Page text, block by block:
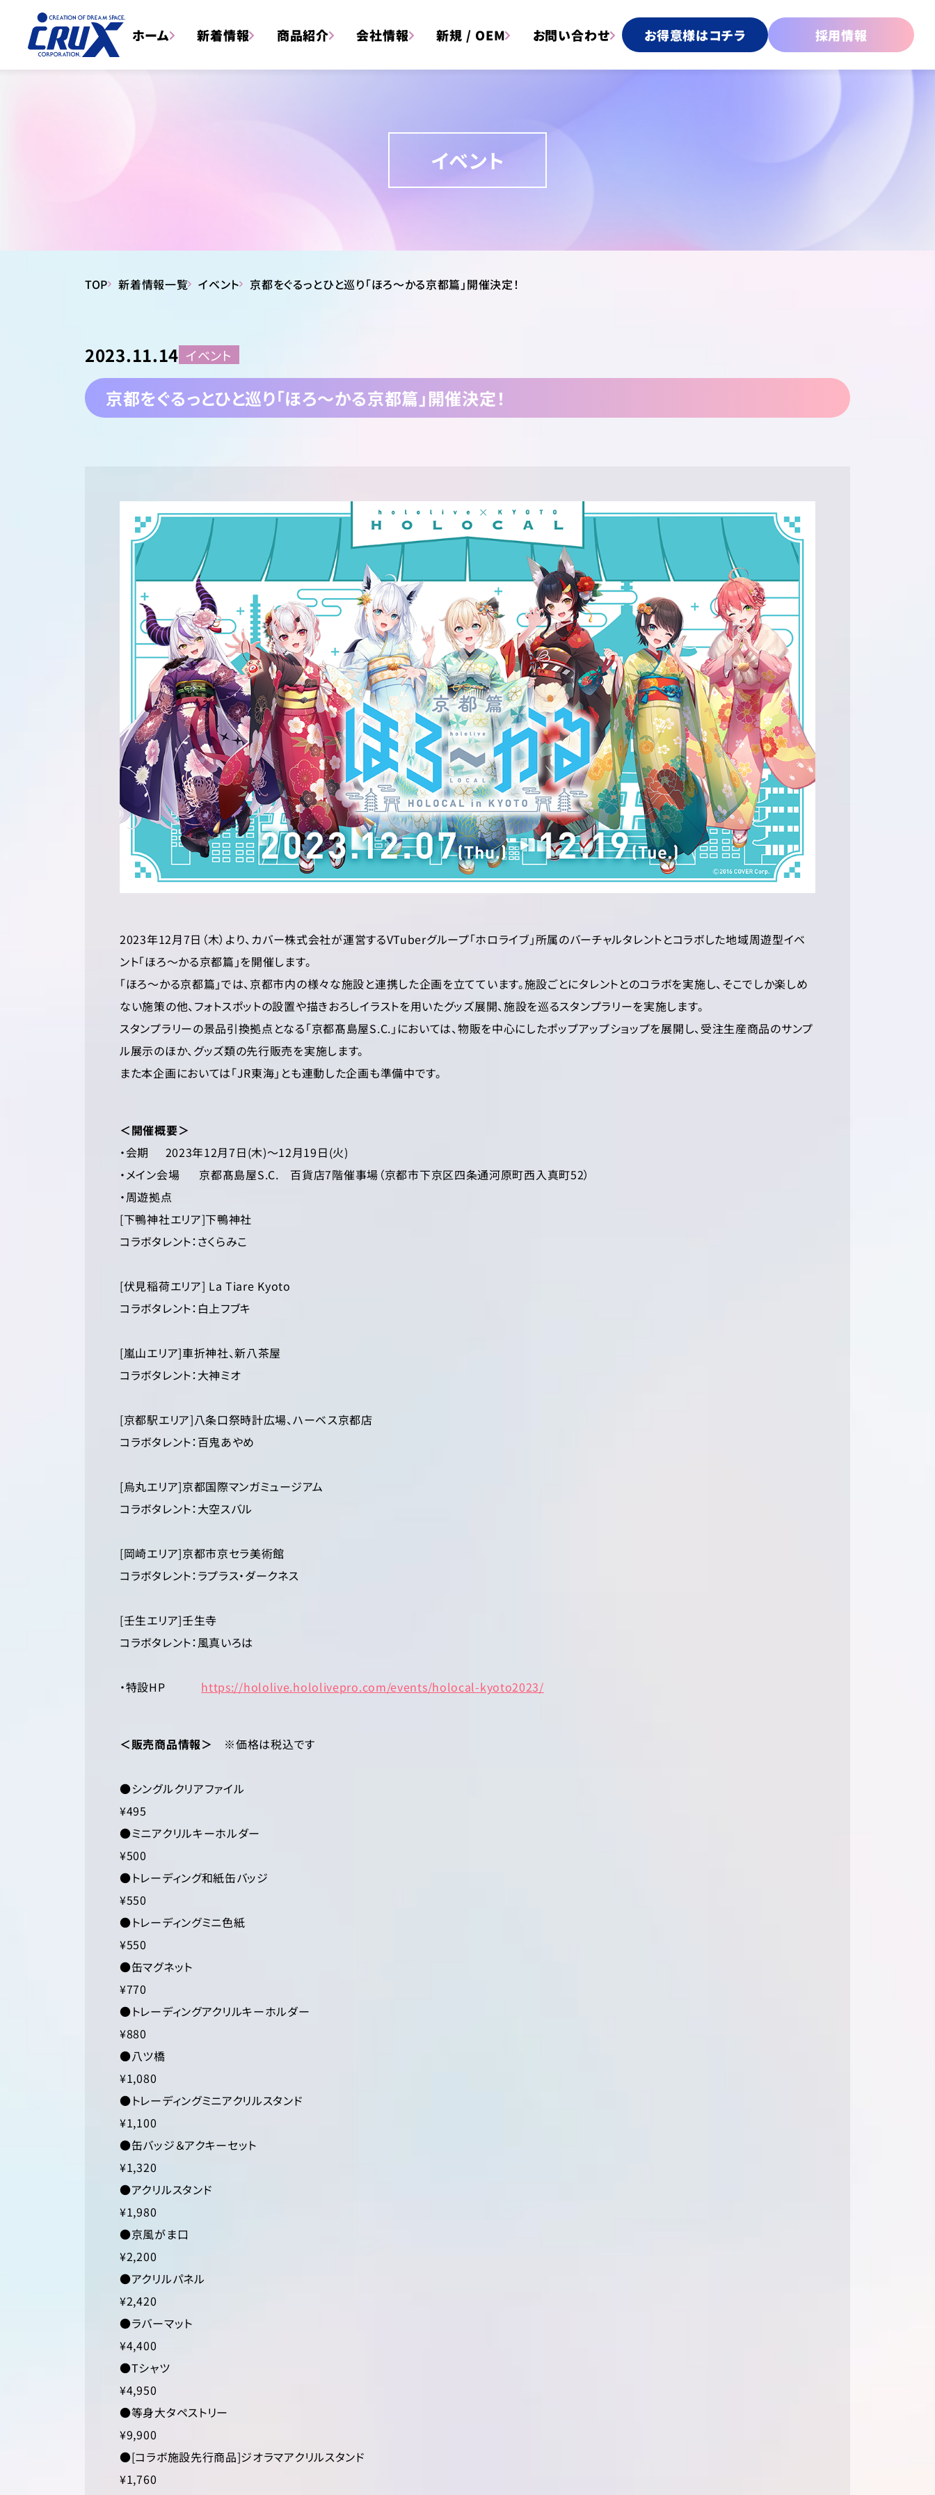
ホーム 新着情報 商品紹介
アイテム キャラクター
会社情報 新規 / OEM お問い合わせ お得意様はコチラ 採用情報
イベント
TOP 新着情報一覧 イベント 京都をぐるっとひと巡り「ほろ～かる京都篇」開催決定！
2023.11.14 イベント
京都をぐるっとひと巡り「ほろ～かる京都篇」開催決定！
2023年12月7日（木）より、カバー株式会社が運営するVTuberグループ「ホロライブ」所属のバーチャルタレントとコラボした地域周遊型イベ
ント「ほろ～かる京都篇」を開催します。
「ほろ～かる京都篇」では、京都市内の様々な施設と連携した企画を立てています。施設ごとにタレントとのコラボを実施し、そこでしか楽しめ
ない施策の他、フォトスポットの設置や描きおろしイラストを用いたグッズ展開、施設を巡るスタンプラリーを実施します。
スタンプラリーの景品引換拠点となる「京都髙島屋S.C.」においては、物販を中心にしたポップアップショップを展開し、受注生産商品のサンプ
ル展示のほか、グッズ類の先行販売を実施します。
また本企画においては「JR東海」とも連動した企画も準備中です。
＜開催概要＞
・会期 2023年12月7日(木)～12月19日(火)
・メイン会場 京都髙島屋S.C. 百貨店7階催事場（京都市下京区四条通河原町西入真町52）
・周遊拠点
[下鴨神社エリア]下鴨神社
コラボタレント：さくらみこ
[伏見稲荷エリア] La Tiare Kyoto
コラボタレント：白上フブキ
[嵐山エリア]車折神社、新八茶屋
コラボタレント：大神ミオ
[京都駅エリア]八条口祭時計広場、ハーベス京都店
コラボタレント：百鬼あやめ
[烏丸エリア]京都国際マンガミュージアム
コラボタレント：大空スバル
[岡崎エリア]京都市京セラ美術館
コラボタレント：ラプラス・ダークネス
[壬生エリア]壬生寺
コラボタレント：風真いろは
・特設HP https://hololive.hololivepro.com/events/holocal-kyoto2023/
＜販売商品情報＞ ※価格は税込です
●シングルクリアファイル
¥495
●ミニアクリルキーホルダー
¥500
●トレーディング和紙缶バッジ
¥550
●トレーディングミニ色紙
¥550
●缶マグネット
¥770
●トレーディングアクリルキーホルダー
¥880
●八ツ橋
¥1,080
●トレーディングミニアクリルスタンド
¥1,100
●缶バッジ＆アクキーセット
¥1,320
●アクリルスタンド
¥1,980
●京風がま口
¥2,200
●アクリルパネル
¥2,420
●ラバーマット
¥4,400
●Tシャツ
¥4,950
●等身大タペストリー
¥9,900
●[コラボ施設先行商品]ジオラマアクリルスタンド
¥1,760